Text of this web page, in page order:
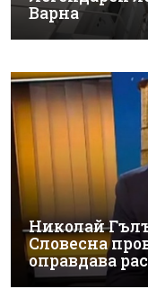
Варна
Николай
Словесна
оправдава